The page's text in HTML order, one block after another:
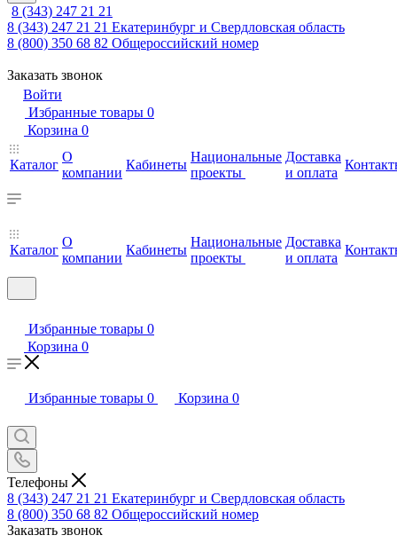
8 (343) 247 21 21
8 (343) 247 21 21 Екатеринбург и Свердловская область
8 (800) 350 68 82 Общероссийский номер
Заказать звонок
Войти
Избранные товары 0
Корзина 0
Каталог
О
компании
Кабинеты
Национальные
проекты
Доставка
и оплата
Каталог
О
компании
Кабинеты
Национальные
проекты
Доставка
и оплата
Избранные товары 0
Корзина 0
Избранные товары 0 Корзина 0
Телефоны
8 (343) 247 21 21 Екатеринбург и Свердловская область
8 (800) 350 68 82 Общероссийский номер
Заказать звонок